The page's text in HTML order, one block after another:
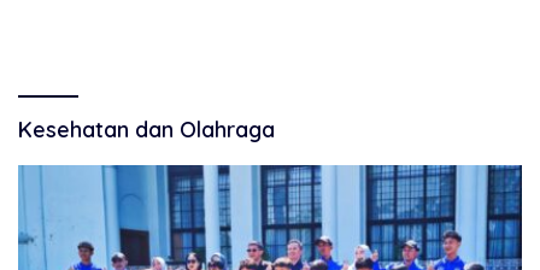
Kesehatan dan Olahraga